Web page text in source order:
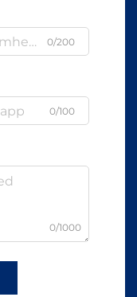
0/200
0/100
0/1000